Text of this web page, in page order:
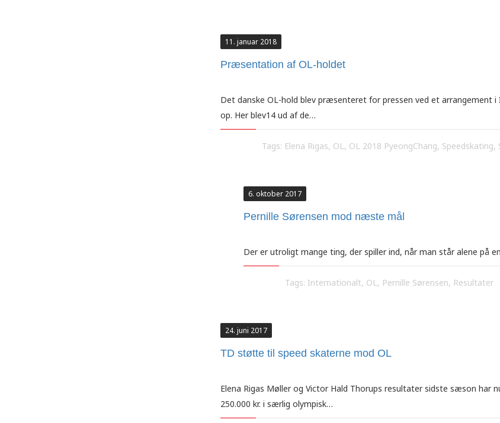
11. januar 2018
Præsentation af OL-holdet
Det danske OL-hold blev præsenteret for pressen ved et
op. Her blev14 ud af de…
Tags: Elena Rigas, OL, OL 2018 PyeongChang, Speedskating,
6. oktober 2017
Pernille Sørensen mod næste mål
Der er utroligt mange ting, der spiller ind, når man står alene på
Tags: Internationalt, OL, Pernille Sørensen, Resultater
24. juni 2017
TD støtte til speed skaterne mod OL
Elena Rigas Møller og Victor Hald Thorups resultater sidste sæson har
250.000 kr. i særlig olympisk…